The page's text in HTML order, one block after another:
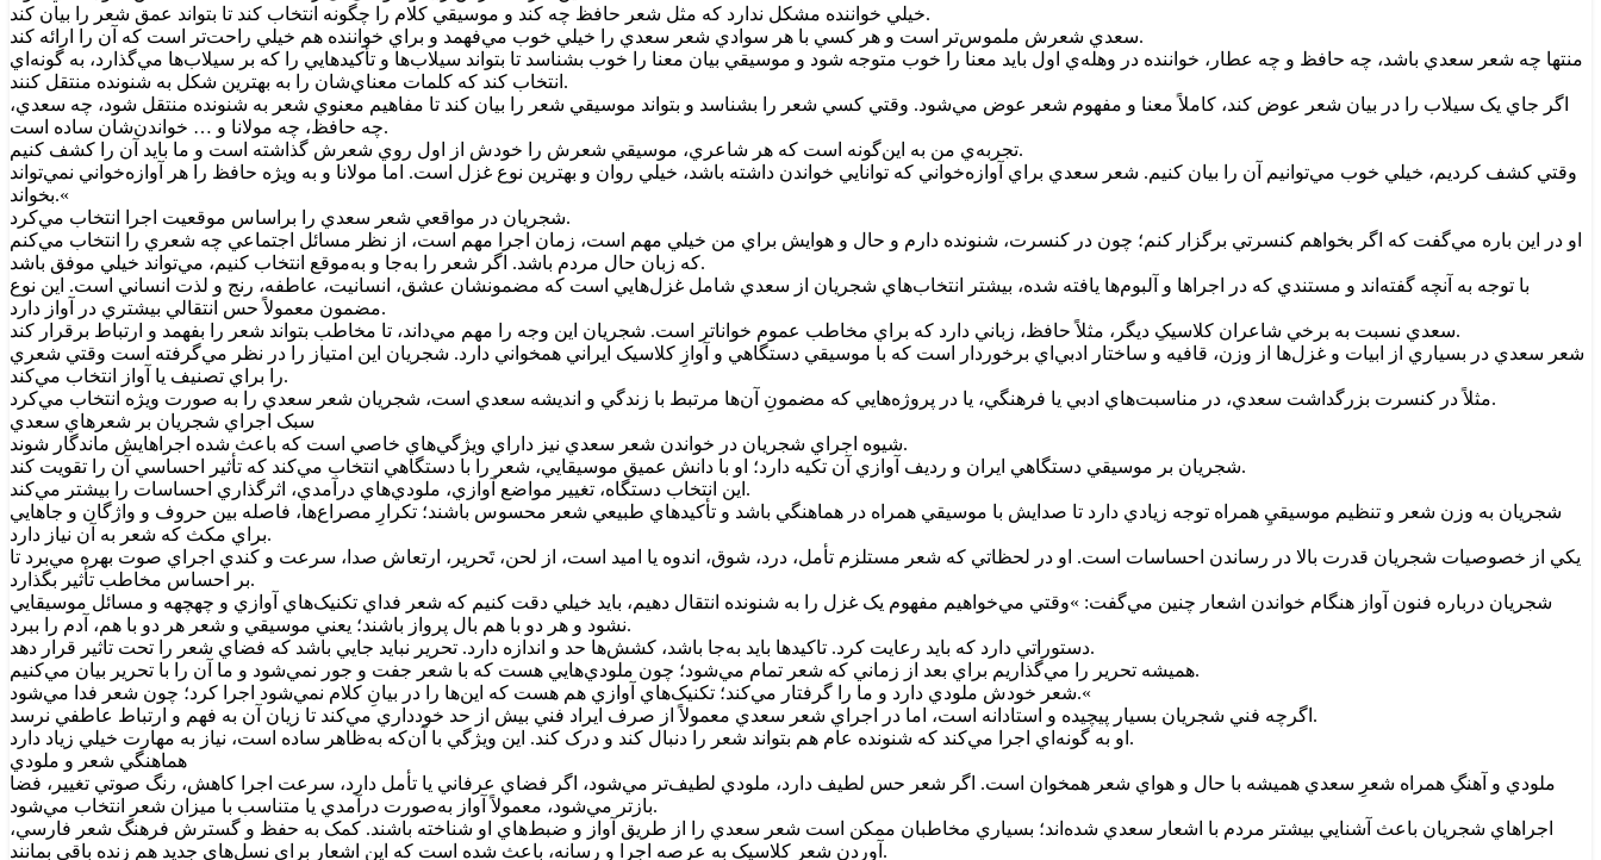
خيلي خواننده مشکل ندارد که مثل شعر حافظ چه کند و موسيقي کلام را چگونه انتخاب کند تا بتواند عمق شعر را بيان کند.
سعدي شعرش ملموس‌تر است و هر کسي با هر سوادي شعر سعدي را خيلي خوب مي‌فهمد و براي خواننده هم خيلي راحت‌تر است که آن را ارائه کند.
منتها چه شعر سعدي باشد، چه حافظ و چه عطار، خواننده در وهله‌ي اول بايد معنا را خوب متوجه شود و موسيقي بيان معنا را خوب بشناسد تا بتواند سيلاب‌ها و تأکيدهايي را که بر سيلاب‌ها مي‌گذارد، به گونه‌اي
انتخاب کند که کلمات معناي‌شان را به بهترين شکل به شنونده منتقل کنند.
اگر جاي يک سيلاب را در بيان شعر عوض کند، کاملاً معنا و مفهوم شعر عوض مي‌شود. وقتي کسي شعر را بشناسد و بتواند موسيقي شعر را بيان کند تا مفاهيم معنوي شعر به شنونده منتقل شود، چه سعدي،
چه حافظ، چه مولانا و … خواندن‌شان ساده است.
تجربه‌ي من به اين‌گونه است که هر شاعري، موسيقي شعرش را خودش از اول روي شعرش گذاشته است و ما بايد آن را کشف کنيم.
وقتي کشف کرديم، خيلي خوب مي‌توانيم آن را بيان کنيم. شعر سعدي براي آوازه‌خواني که توانايي خواندن داشته باشد، خيلي روان و بهترين نوع غزل است. اما مولانا و به ويژه حافظ را هر آوازه‌خواني نمي‌تواند
بخواند.«
شجريان در مواقعي شعر سعدي را براساس موقعيت اجرا انتخاب مي‌کرد.
او در اين باره مي‌گفت که اگر بخواهم کنسرتي برگزار کنم؛ چون در کنسرت، شنونده دارم و حال و هوايش براي من خيلي مهم است، زمان اجرا مهم است، از نظر مسائل اجتماعي چه شعري را انتخاب مي‌کنم
که زبان حال مردم باشد. اگر شعر را به‌جا و به‌موقع انتخاب کنيم، مي‌تواند خيلي موفق باشد.
با توجه به آنچه گفته‌اند و مستندي که در اجراها و آلبوم‌ها يافته شده، بيشتر انتخاب‌هاي شجريان از سعدي شامل غزل‌هايي است که مضمونشان عشق، انسانيت، عاطفه، رنج و لذت انساني است. اين نوع
مضمون معمولاً حس انتقالي بيشتري در آواز دارد.
سعدي نسبت به برخي شاعران کلاسيکِ ديگر، مثلاً حافظ، زباني دارد که براي مخاطب عموم خواناتر است. شجريان اين وجه را مهم مي‌داند، تا مخاطب بتواند شعر را بفهمد و ارتباط برقرار کند.
شعر سعدي در بسياري از ابيات و غزل‌ها از وزن، قافيه و ساختار ادبي‌اي برخوردار است که با موسيقي دستگاهي و آوازِ کلاسيک ايراني همخواني دارد. شجريان اين امتياز را در نظر مي‌گرفته است وقتي شعري
را براي تصنيف يا آواز انتخاب مي‌کند.
مثلاً در کنسرت بزرگداشت سعدي، در مناسبت‌هاي ادبي يا فرهنگي، يا در پروژه‌هايي که مضمونِ آن‌ها مرتبط با زندگي و انديشه سعدي است، شجريان شعر سعدي را به صورت ويژه انتخاب مي‌کرد.
سبک اجراي شجريان بر شعرهاي سعدي
شيوه اجراي شجريان در خواندن شعر سعدي نيز داراي ويژگي‌هاي خاصي است که باعث شده اجراهايش ماندگار شوند.
شجريان بر موسيقي دستگاهي ايران و رديف آوازي آن تکيه دارد؛ او با دانش عميق موسيقايي، شعر را با دستگاهي انتخاب مي‌کند که تأثير احساسي آن را تقويت کند.
اين انتخاب دستگاه، تغيير مواضع آوازي، ملودي‌هاي درآمدي، اثرگذاري احساسات را بيشتر مي‌کند.
شجريان به وزن شعر و تنظيم موسيقيِ همراه توجه زيادي دارد تا صدايش با موسيقي همراه در هماهنگي باشد و تأکيدهاي طبيعي شعر محسوس باشند؛ تکرارِ مصراع‌ها، فاصله بين حروف و واژگان و جاهايي
براي مکث که شعر به آن نياز دارد.
يکي از خصوصيات شجريان قدرت بالا در رساندن احساسات است. او در لحظاتي که شعر مستلزم تأمل، درد، شوق، اندوه يا اميد است، از لحن، تَحرير، ارتعاش صدا، سرعت و کندي اجراي صوت بهره مي‌برد تا
بر احساس مخاطب تأثير بگذارد.
شجريان درباره فنون آواز هنگام خواندن اشعار چنين مي‌گفت: »وقتي مي‌خواهيم مفهوم يک غزل را به شنونده انتقال دهيم، بايد خيلي دقت کنيم که شعر فداي تکنيک‌هاي آوازي و چهچهه و مسائل موسيقايي
نشود و هر دو با هم بال پرواز باشند؛ يعني موسيقي و شعر هر دو با هم، آدم را ببرد.
دستوراتي دارد که بايد رعايت کرد. تاکيدها بايد به‌جا باشد، کشش‌ها حد و اندازه دارد. تحرير نبايد جايي باشد که فضاي شعر را تحت تاثير قرار دهد.
هميشه تحرير را مي‌گذاريم براي بعد از زماني که شعر تمام مي‌شود؛ چون ملودي‌هايي هست که با شعر جفت و جور نمي‌شود و ما آن را با تحرير بيان مي‌کنيم.
شعر خودش ملودي دارد و ما را گرفتار مي‌کند؛ تکنيک‌هاي آوازي هم هست که اين‌ها را در بيانِ کلام نمي‌شود اجرا کرد؛ چون شعر فدا مي‌شود.«
اگرچه فني شجريان بسيار پيچيده و استادانه است، اما در اجراي شعر سعدي معمولاً از صرف ايراد فني بيش از حد خودداري مي‌کند تا زيان آن به فهم و ارتباط عاطفي نرسد.
او به گونه‌اي اجرا مي‌کند که شنونده عام هم بتواند شعر را دنبال کند و درک کند. اين ويژگي با آن‌که به‌ظاهر ساده است، نياز به مهارت خيلي زياد دارد.
هماهنگي شعر و ملودي
ملودي و آهنگِ همراه شعرِ سعدي هميشه با حال و هواي شعر همخوان است. اگر شعر حس لطيف دارد، ملودي لطيف‌تر مي‌شود، اگر فضاي عرفاني يا تأمل دارد، سرعت اجرا کاهش، رنگ صوتي تغيير، فضا
بازتر مي‌شود، معمولاً آواز به‌صورت درآمدي يا متناسب با ميزان شعر انتخاب مي‌شود.
اجراهاي شجريان باعث آشنايي بيشتر مردم با اشعار سعدي شده‌اند؛ بسياري مخاطبان ممکن است شعر سعدي را از طريق آواز و ضبط‌هاي او شناخته باشند. کمک به حفظ و گسترش فرهنگ شعر فارسي،
آوردن شعر کلاسيک به عرصه اجرا و رسانه، باعث شده است که اين اشعار براي نسل‌هاي جديد هم زنده باقي بمانند.